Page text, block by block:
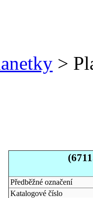
>
Předběžné označení
Katalogové číslo